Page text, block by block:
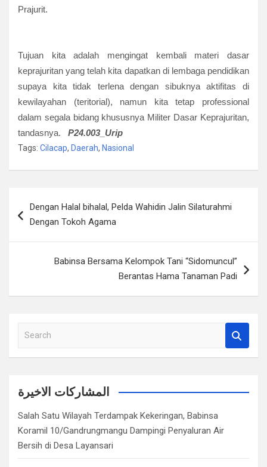
Prajurit.
Tujuan kita adalah mengingat kembali materi dasar
keprajuritan yang telah kita dapatkan di lembaga pendidikan
supaya kita tidak terlena dengan sibuknya aktifitas di
kewilayahan (teritorial), namun kita tetap professional
dalam segala bidang khususnya Militer Dasar Keprajuritan,
tandasnya. P24.003_Urip
Tags: Cilacap, Daerah, Nasional
posDengan Halal bihalal, Pelda Wahidin Jalin Silaturahmi
Dengan Tokoh Agama
Babinsa Bersama Kelompok Tani “Sidomuncul”
Berantas Hama Tanaman Padi
a
c
المشاركات الاخيرة
Salah Satu Wilayah Terdampak Kekeringan, Babinsa
Koramil 10/Gandrungmangu Dampingi Penyaluran Air
Bersih di Desa Layansari